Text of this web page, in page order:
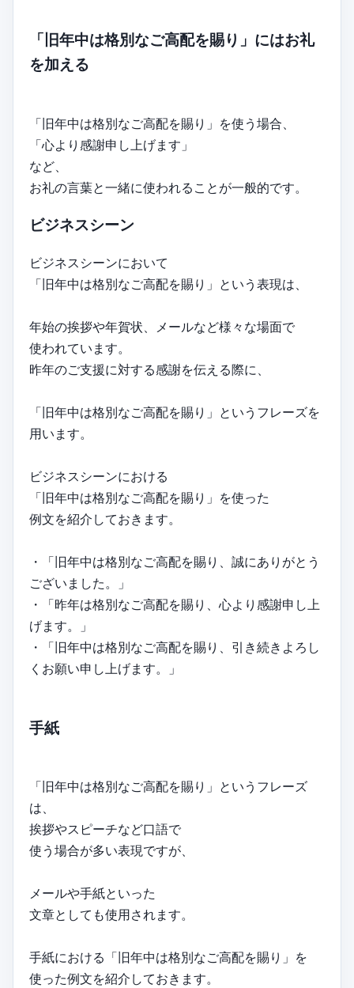
「旧年中は格別なご高配を賜り」にはお礼
を加える
「旧年中は格別なご高配を賜り」を使う場合、
「心より感謝申し上げます」
など、
お礼の言葉と一緒に使われることが一般的です。
ビジネスシーン
ビジネスシーンにおいて
「旧年中は格別なご高配を賜り」という表現は、
年始の挨拶や年賀状、メールなど様々な場面で
使われています。
昨年のご支援に対する感謝を伝える際に、
「旧年中は格別なご高配を賜り」というフレーズを
用います。
ビジネスシーンにおける
「旧年中は格別なご高配を賜り」を使った
例文を紹介しておきます。
・「旧年中は格別なご高配を賜り、誠にありがとう
ございました。」
・「昨年は格別なご高配を賜り、心より感謝申し上
げます。」
・「旧年中は格別なご高配を賜り、引き続きよろし
くお願い申し上げます。」
手紙
「旧年中は格別なご高配を賜り」というフレーズ
は、
挨拶やスピーチなど口語で
使う場合が多い表現ですが、
メールや手紙といった
文章としても使用されます。
手紙における「旧年中は格別なご高配を賜り」を
使った例文を紹介しておきます。